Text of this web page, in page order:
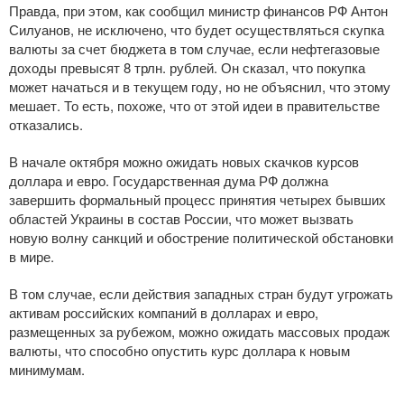
Правда, при этом, как сообщил министр финансов РФ Антон
Силуанов, не исключено, что будет осуществляться скупка
валюты за счет бюджета в том случае, если нефтегазовые
доходы превысят 8 трлн. рублей. Он сказал, что покупка
может начаться и в текущем году, но не объяснил, что этому
мешает. То есть, похоже, что от этой идеи в правительстве
отказались.
В начале октября можно ожидать новых скачков курсов
доллара и евро. Государственная дума РФ должна
завершить формальный процесс принятия четырех бывших
областей Украины в состав России, что может вызвать
новую волну санкций и обострение политической обстановки
в мире.
В том случае, если действия западных стран будут угрожать
активам российских компаний в долларах и евро,
размещенных за рубежом, можно ожидать массовых продаж
валюты, что способно опустить курс доллара к новым
минимумам.